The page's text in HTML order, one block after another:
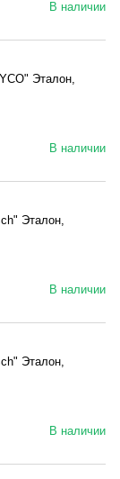
В наличии
Эталон,
В наличии
Эталон,
В наличии
Эталон,
В наличии